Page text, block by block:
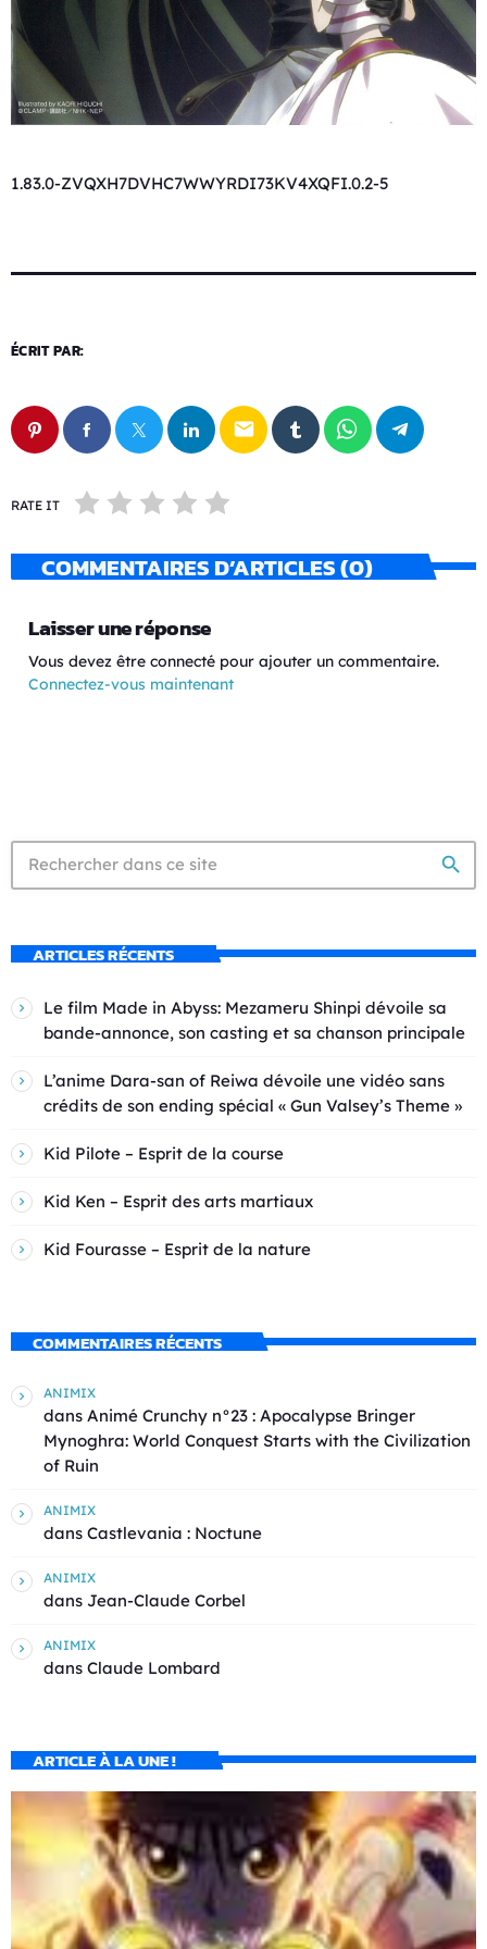
1.83.0-ZVQXH7DVHC7WWYRDI73KV4XQFI.0.2-5
ÉCRIT PAR:
email
RATE IT
COMMENTAIRES D’ARTICLES (0)
Laisser une réponse
Vous devez être connecté pour ajouter un commentaire.
Connectez-vous maintenant
search
ARTICLES RÉCENTS
Le film Made in Abyss: Mezameru Shinpi dévoile sa
bande-annonce, son casting et sa chanson principale
L’anime Dara-san of Reiwa dévoile une vidéo sans
crédits de son ending spécial « Gun Valsey’s Theme »
Kid Pilote – Esprit de la course
Kid Ken – Esprit des arts martiaux
Kid Fourasse – Esprit de la nature
COMMENTAIRES RÉCENTS
ANIMIX
dans Animé Crunchy n°23 : Apocalypse Bringer
Mynoghra: World Conquest Starts with the Civilization
of Ruin
ANIMIX
dans Castlevania : Noctune
ANIMIX
dans Jean-Claude Corbel
ANIMIX
dans Claude Lombard
ARTICLE À LA UNE !